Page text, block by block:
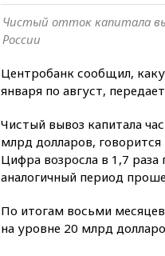
Чистый отток капитала
России
Центробанк сообщил,
января по август, передает
Чистый вывоз капитала
млрд долларов,
Цифра возросла в 1,7 раза
аналогичный период
По итогам восьми
на уровне 20 млрд